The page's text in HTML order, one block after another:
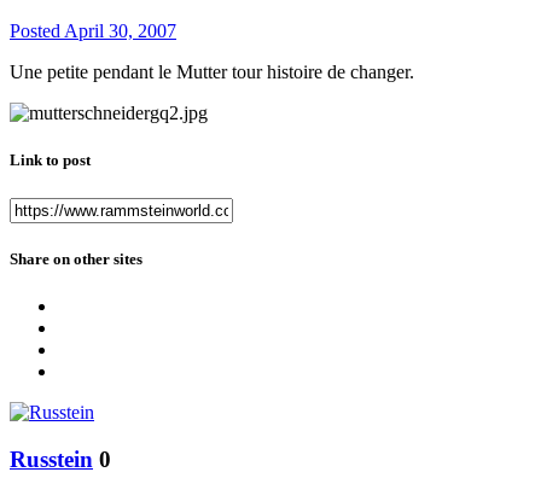
Posted April 30, 2007
Une petite pendant le Mutter tour histoire de changer.
Link to post
Share on other sites
Russtein 0